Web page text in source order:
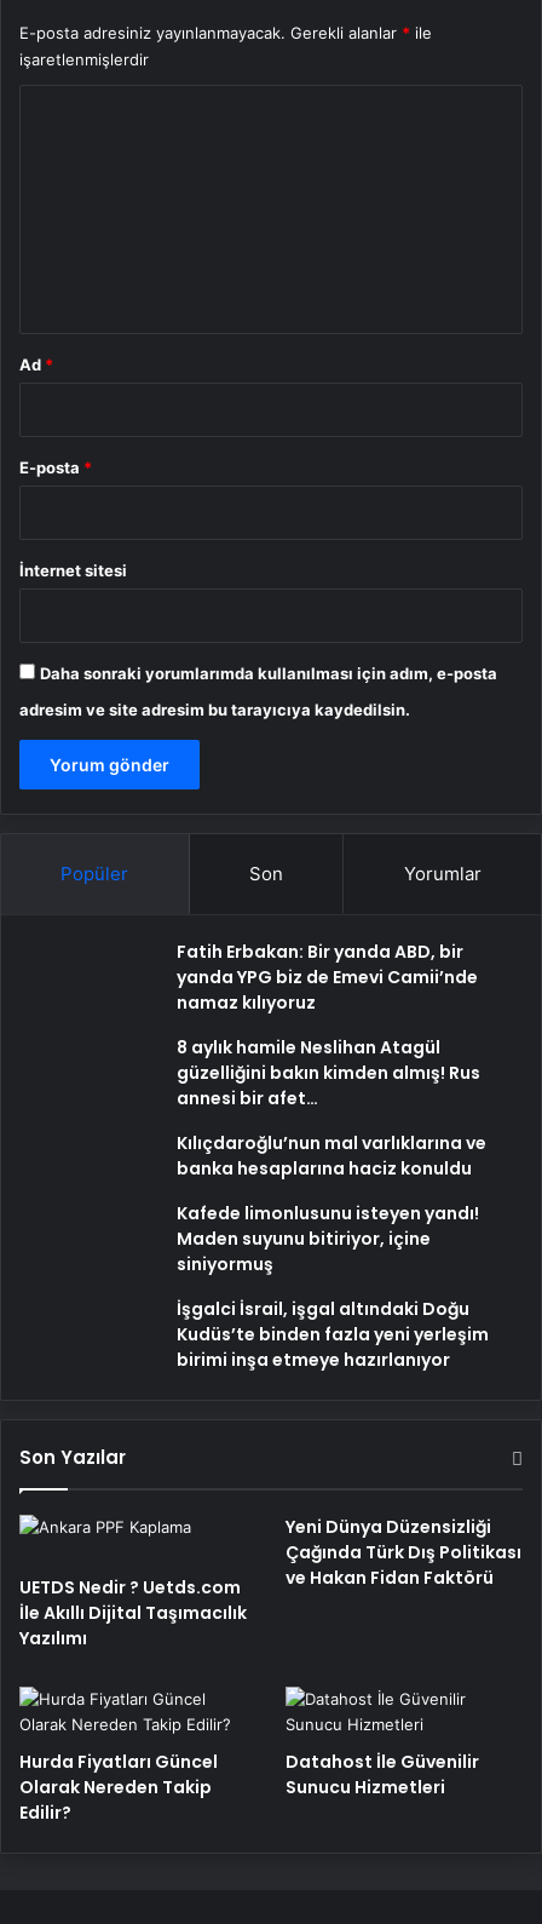
E-posta adresiniz yayınlanmayacak. Gerekli alanlar * ile
işaretlenmişlerdir
Ad *
E-posta *
İnternet sitesi
Daha sonraki yorumlarımda kullanılması için adım, e-posta
adresim ve site adresim bu tarayıcıya kaydedilsin.
Popüler Son Yorumlar
Fatih Erbakan: Bir yanda ABD, bir
yanda YPG biz de Emevi Camii’nde
namaz kılıyoruz
8 aylık hamile Neslihan Atagül
güzelliğini bakın kimden almış! Rus
annesi bir afet…
Kılıçdaroğlu’nun mal varlıklarına ve
banka hesaplarına haciz konuldu
Kafede limonlusunu isteyen yandı!
Maden suyunu bitiriyor, içine
siniyormuş
İşgalci İsrail, işgal altındaki Doğu
Kudüs’te binden fazla yeni yerleşim
birimi inşa etmeye hazırlanıyor
Son Yazılar
UETDS Nedir ? Uetds.com
İle Akıllı Dijital Taşımacılık
Yazılımı
Yeni Dünya Düzensizliği
Çağında Türk Dış Politikası
ve Hakan Fidan Faktörü
Hurda Fiyatları Güncel
Olarak Nereden Takip
Edilir?
Datahost İle Güvenilir
Sunucu Hizmetleri